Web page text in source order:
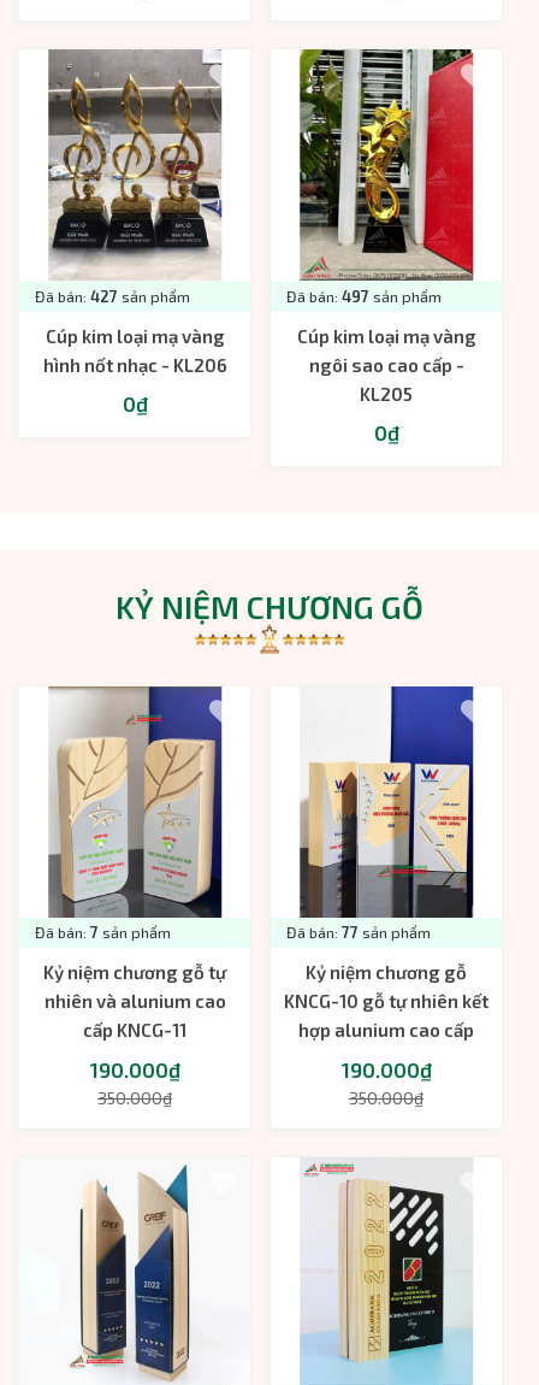
Đã bán: 427 sản phẩm
Cúp kim loại mạ vàng
hình nốt nhạc - KL206
0₫
Đã bán: 497 sản phẩm
Cúp kim loại mạ vàng
ngôi sao cao cấp -
KL205
0₫
KỶ NIỆM CHƯƠNG GỖ
Đã bán: 7 sản phẩm
Kỷ niệm chương gỗ tự
nhiên và alunium cao
cấp KNCG-11
190.000₫
350.000₫
Đã bán: 77 sản phẩm
Kỷ niệm chương gỗ
KNCG-10 gỗ tự nhiên kết
hợp alunium cao cấp
190.000₫
350.000₫